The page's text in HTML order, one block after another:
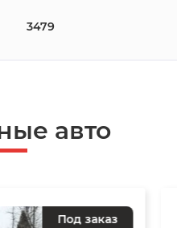
3479
авто
Под заказ